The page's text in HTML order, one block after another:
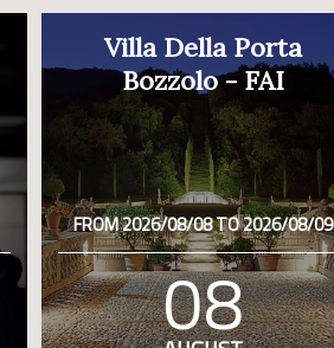
Villa Della Porta
Bozzolo - FAI
FROM 2026/08/08 TO 2026/08/09
08